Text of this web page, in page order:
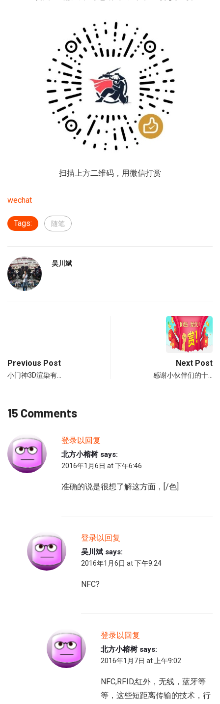
扫描上方二维码，用微信打赏
wechat
Tags: 随笔
吴川斌
Previous Post
小门神3D渲染有…
Next Post
感谢小伙伴们的十…
15 Comments
登录以回复
北方小榕树 says:
2016年1月6日 at 下午6:46
准确的说是很想了解这方面，[/色]
登录以回复
吴川斌 says:
2016年1月6日 at 下午9:24
NFC?
登录以回复
北方小榕树 says:
2016年1月7日 at 上午9:02
NFC,RFID,红外，无线，蓝牙等
等，这些短距离传输的技术，行